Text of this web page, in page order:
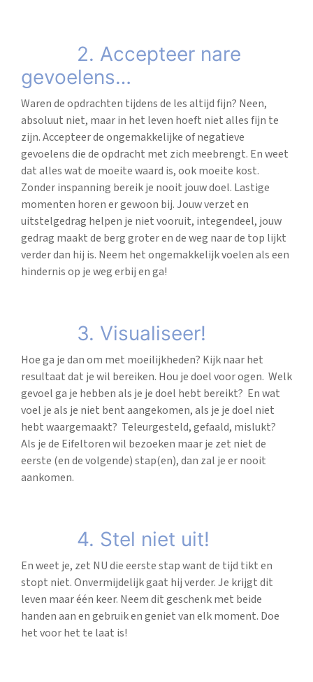
2. Accepteer nare
gevoelens…
Waren de opdrachten tijdens de les altijd fijn? Neen,
absoluut niet, maar in het leven hoeft niet alles fijn te
zijn. Accepteer de ongemakkelijke of negatieve
gevoelens die de opdracht met zich meebrengt. En weet
dat alles wat de moeite waard is, ook moeite kost.
Zonder inspanning bereik je nooit jouw doel. Lastige
momenten horen er gewoon bij. Jouw verzet en
uitstelgedrag helpen je niet vooruit, integendeel, jouw
gedrag maakt de berg groter en de weg naar de top lijkt
verder dan hij is. Neem het ongemakkelijk voelen als een
hindernis op je weg erbij en ga!
3. Visualiseer!
Hoe ga je dan om met moeilijkheden? Kijk naar het
resultaat dat je wil bereiken. Hou je doel voor ogen. Welk
gevoel ga je hebben als je je doel hebt bereikt? En wat
voel je als je niet bent aangekomen, als je je doel niet
hebt waargemaakt? Teleurgesteld, gefaald, mislukt?
Als je de Eifeltoren wil bezoeken maar je zet niet de
eerste (en de volgende) stap(en), dan zal je er nooit
aankomen.
4. Stel niet uit!
En weet je, zet NU die eerste stap want de tijd tikt en
stopt niet. Onvermijdelijk gaat hij verder. Je krijgt dit
leven maar één keer. Neem dit geschenk met beide
handen aan en gebruik en geniet van elk moment. Doe
het voor het te laat is!